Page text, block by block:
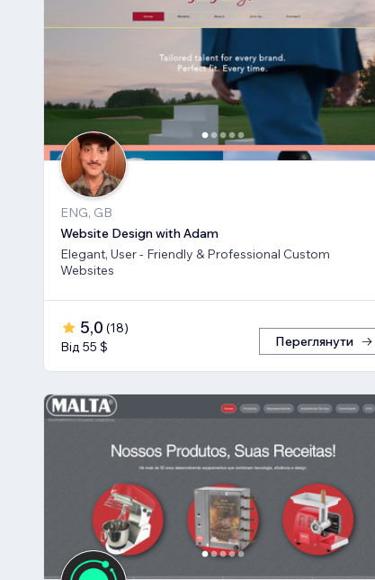
ENG, GB
Website Design with Adam
Elegant, User - Friendly & Professional Custom
Websites
5,0 (18)
Від 55 $
Переглянути